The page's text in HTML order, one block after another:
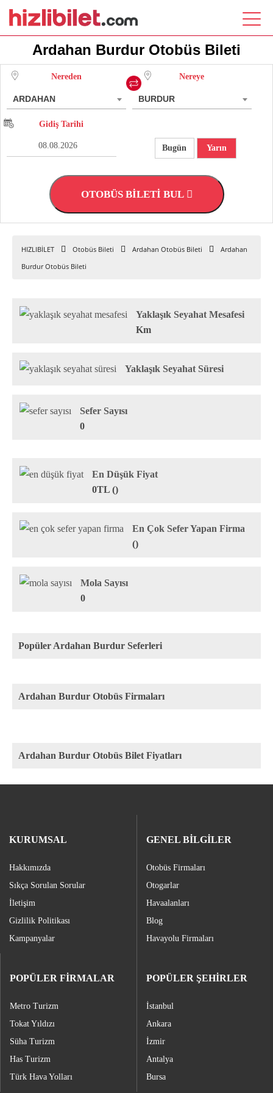
Ardahan Burdur Otobüs Bileti
Nereden
ARDAHAN
Nereye
BURDUR
Gidiş Tarihi
Bugün Yarın
OTOBÜS BİLETİ BUL
HIZLIBİLET Otobüs Bileti Ardahan Otobüs Bileti
Ardahan
Burdur Otobüs Bileti
Yaklaşık Seyahat Mesafesi
Km
Yaklaşık Seyahat Süresi
Sefer Sayısı
0
En Düşük Fiyat
0TL ()
En Çok Sefer Yapan Firma
()
Mola Sayısı
0
Popüler Ardahan Burdur Seferleri
Ardahan Burdur Otobüs Firmaları
Ardahan Burdur Otobüs Bilet Fiyatları
KURUMSAL
Hakkımızda
Sıkça Sorulan Sorular
İletişim
Gizlilik Politikası
Kampanyalar
GENEL BİLGİLER
Otobüs Firmaları
Otogarlar
Havaalanları
Blog
Havayolu Firmaları
POPÜLER FİRMALAR
Metro Turizm
Tokat Yıldızı
Süha Turizm
Has Turizm
Türk Hava Yolları
POPÜLER ŞEHİRLER
İstanbul
Ankara
İzmir
Antalya
Bursa